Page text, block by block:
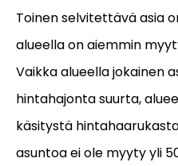
Toinen selvitettävä asia
alueella on aiemmin
Vaikka alueella jokainen
hintahajonta suurta,
käsitystä
asuntoa ei ole myyty yli